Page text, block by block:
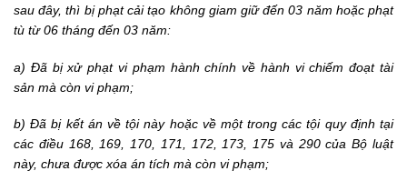
sau đây, thì bị phạt cải tạo không giam giữ đến 03 năm hoặc phạt
tù từ 06 tháng đến 03 năm:
a) Đã bị xử phạt vi phạm hành chính về hành vi chiếm đoạt tài
sản mà còn vi phạm;
b) Đã bị kết án về tội này hoặc về một trong các tội quy định tại
các điều 168, 169, 170, 171, 172, 173, 175 và 290 của Bộ luật
này, chưa được xóa án tích mà còn vi phạm;